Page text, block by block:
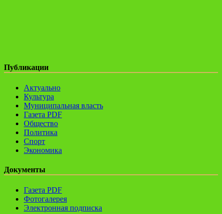
Публикации
Актуально
Культура
Муниципальная власть
Газета PDF
Общество
Политика
Спорт
Экономика
Документы
Газета PDF
Фотогалерея
Электронная подписка